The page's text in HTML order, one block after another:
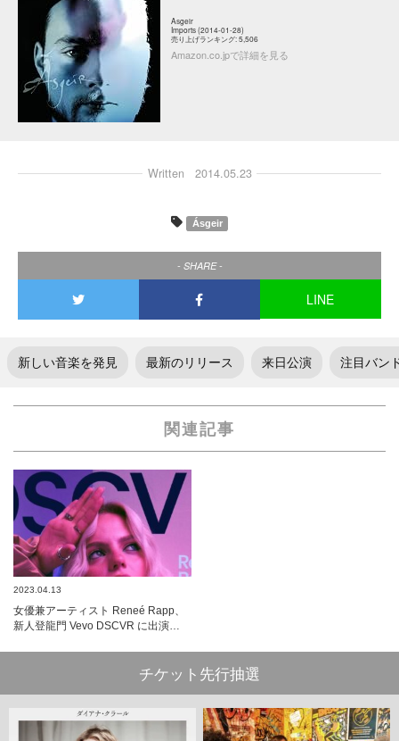
instagram
Tumblr
Soundcloud
Asgeir
Imports (2014-01-28)
売り上げランキング: 5,506
Amazon.co.jpで詳細を見る
Written 2014.05.23
Ásgeir
- SHARE -
LINE
新しい音楽を発見 最新のリリース 来日公演 注目バン
関連記事
2023.04.13
女優兼アーティスト Reneé Rapp、
新人登龍門 Vevo DSCVR に出演…
チケット先行抽選